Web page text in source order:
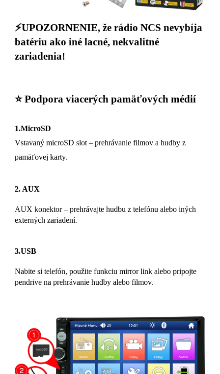
⚡UPOZORNENIE, že rádio NCS nevybíja
batériu ako iné lacné, nekvalitné
zariadenia!
⭐ Podpora viacerých pamäťových médií
1.MicroSD
Vstavaný microSD slot – prehrávanie filmov a hudby z
pamäťovej karty.
2. AUX
AUX konektor – prehrávajte hudbu z telefónu alebo iných
externých zariadení.
3.USB
Nabite si telefón, použite funkciu mirror link alebo pripojte
pendrive na prehrávanie hudby alebo filmov.